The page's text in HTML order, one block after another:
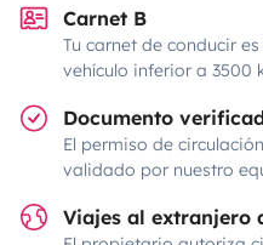
Carnet B
Tu carnet de conducir
vehículo inferior a 3500
Documento
El permiso de
validado por nuestro
Viajes al extranjero